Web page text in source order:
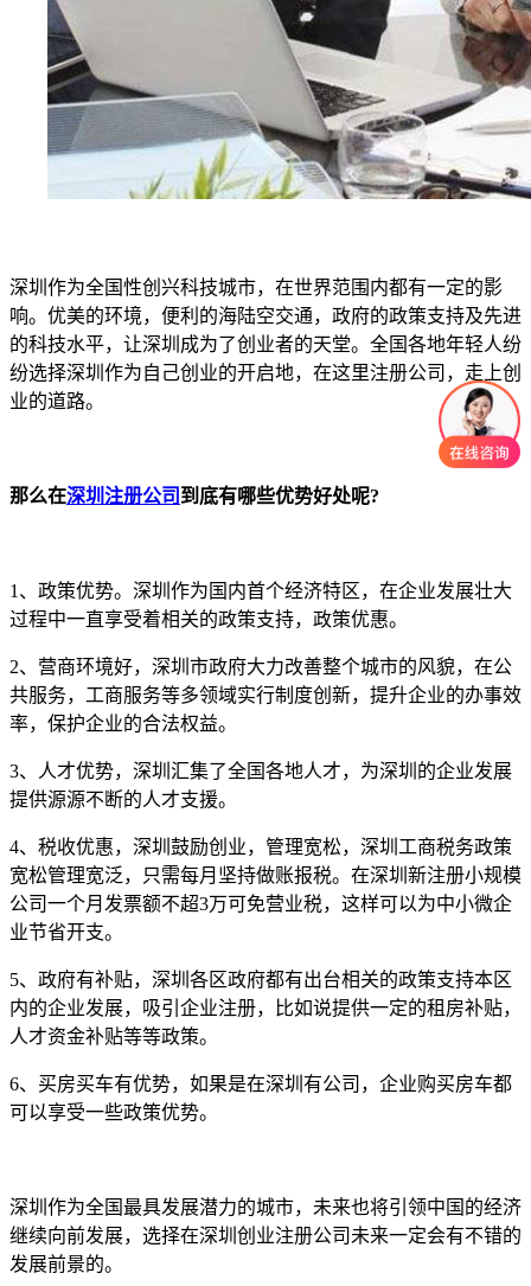
深圳作为全国性创兴科技城市，在世界范围内都有一定的影
响。优美的环境，便利的海陆空交通，政府的政策支持及先进
的科技水平，让深圳成为了创业者的天堂。全国各地年轻人纷
纷选择深圳作为自己创业的开启地，在这里注册公司，走上创
业的道路。
那么在深圳注册公司 到底有哪些优势好处呢?
1、政策优势。深圳作为国内首个经济特区，在企业发展壮大
过程中一直享受着相关的政策支持，政策优惠。
2、营商环境好，深圳市政府大力改善整个城市的风貌，在公
共服务，工商服务等多领域实行制度创新，提升企业的办事效
率，保护企业的合法权益。
3、人才优势，深圳汇集了全国各地人才，为深圳的企业发展
提供源源不断的人才支援。
4、税收优惠，深圳鼓励创业，管理宽松，深圳工商税务政策
宽松管理宽泛，只需每月坚持做账报税。在深圳新注册小规模
公司一个月发票额不超3万可免营业税，这样可以为中小微企
业节省开支。
5、政府有补贴，深圳各区政府都有出台相关的政策支持本区
内的企业发展，吸引企业注册，比如说提供一定的租房补贴，
人才资金补贴等等政策。
6、买房买车有优势，如果是在深圳有公司，企业购买房车都
可以享受一些政策优势。
深圳作为全国最具发展潜力的城市，未来也将引领中国的经济
继续向前发展，选择在深圳创业注册公司未来一定会有不错的
发展前景的。